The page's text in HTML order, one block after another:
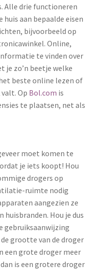
Alle drie functioneren
huis aan bepaalde eisen
bijvoorbeeld op
Online,
te vinden over
je zo’n beetje welke
beste online lezen of
Op Bol.com is
te plaatsen, net als
moet komen te
je iets koopt! Hou
drogers op
ruimte nodig
aangezien ze
huisbranden. Hou je dus
gebruiksaanwijzing
grootte van de droger
een grote droger meer
is een grotere droger